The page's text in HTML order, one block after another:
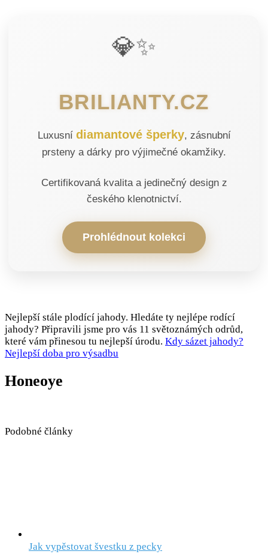
💎✨
BRILIANTY.CZ
Luxusní diamantové šperky, zásnubní
prsteny a dárky pro výjimečné okamžiky.
Certifikovaná kvalita a jedinečný design z
českého klenotnictví.
Prohlédnout kolekci
Nejlepší stále plodící jahody. Hledáte ty nejlépe rodící
jahody? Připravili jsme pro vás 11 světoznámých odrůd,
které vám přinesou tu nejlepší úrodu. Kdy sázet jahody?
Nejlepší doba pro výsadbu
Honeoye
Podobné články
Jak vypěstovat švestku z pecky